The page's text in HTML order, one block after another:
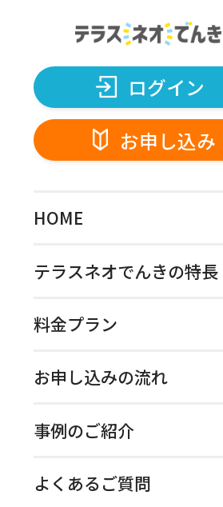
ログイン
よくあるご質問
お申込・ご契約について
Q. 契約の際、事務手数料な
か？
Q. どのような支払方法があ
ログイン
お申し込み
HOME
テラスネオでんきの特長
料金プラン
お申し込みの流れ
事例のご紹介
よくあるご質問